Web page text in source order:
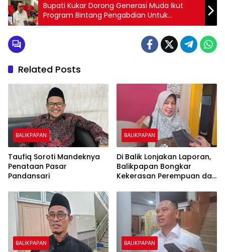
Bupati Kukar Dorong Generasi Muda Ikut
Program Bintang Pengabdian Untuk
Persiapan Masuk TNI–Polri
Related Posts
BALIKPAPAN
Taufiq Soroti Mandeknya
Penataan Pasar
Pandansari
BALIKPAPAN
Di Balik Lonjakan Laporan,
Balikpapan Bongkar
Kekerasan Perempuan dan
BALIKPAPAN BALIKPAPAN